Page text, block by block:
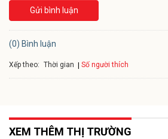
Gửi bình luận
(0) Bình luận
Xếp theo: Thời gian Số người thích
XEM THÊM THỊ TRƯỜNG